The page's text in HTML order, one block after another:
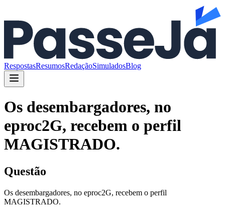
RespostasResumosRedaçãoSimuladosBlog
Os desembargadores, no
eproc2G, recebem o perfil
MAGISTRADO.
Questão
Os desembargadores, no eproc2G, recebem o perfil
MAGISTRADO.